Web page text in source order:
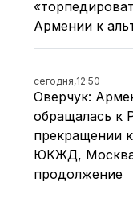
Армении к
сегодня,12:50
Оверчук:
обращалась к
прекращении
ЮКЖД, Москва
продолжение